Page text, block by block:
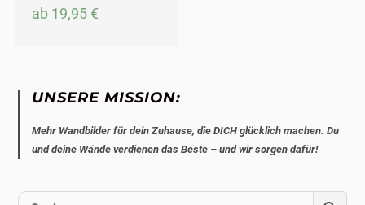
ab 19,95 €
UNSERE MISSION:
Mehr Wandbilder für dein Zuhause, die DICH glücklich machen. Du
und deine Wände verdienen das Beste – und wir sorgen dafür!